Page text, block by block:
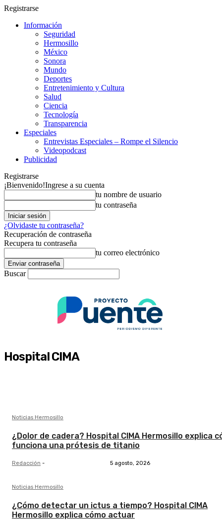
Registrarse
Información
Seguridad
Hermosillo
México
Sonora
Mundo
Deportes
Entretenimiento y Cultura
Salud
Ciencia
Tecnología
Transparencia
Especiales
Entrevistas Especiales – Rompe el Silencio
Videopodcast
Publicidad
Registrarse
¡Bienvenido!Ingrese a su cuenta
tu nombre de usuario
tu contraseña
¿Olvidaste tu contraseña?
Recuperación de contraseña
Recupera tu contraseña
tu correo electrónico
Buscar
Hospital CIMA
Noticias Hermosillo
¿Dolor de cadera? Hospital CIMA Hermosillo explica
funciona una prótesis de titanio
Redacción - 5 agosto, 2026
Noticias Hermosillo
¿Cómo detectar un ictus a tiempo? Hospital CIMA
Hermosillo explica cómo actuar